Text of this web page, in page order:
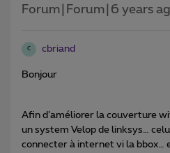
Forum|Forum|6 years
C cbriand
Bonjour
Afin d’améliorer la couverture
un system Velop de linksys…
connecter à internet vi la bbox…